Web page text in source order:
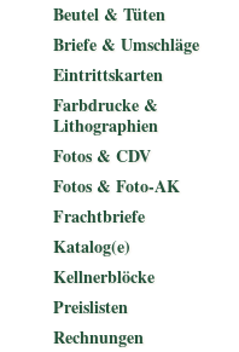
Beutel & Tüten
Briefe & Umschläge
Eintrittskarten
Farbdrucke &
Lithographien
Fotos & CDV
Fotos & Foto-AK
Frachtbriefe
Katalog(e)
Kellnerblöcke
Preislisten
Rechnungen